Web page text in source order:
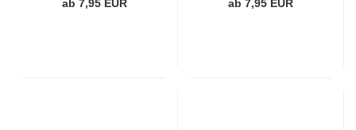
ab 7,95 EUR
ab 7,95 EUR